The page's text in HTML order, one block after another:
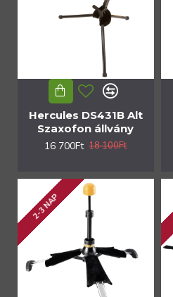
Hercules DS431B Alt
Szaxofon állvány
16 700Ft 18 100Ft
2-3 NAP